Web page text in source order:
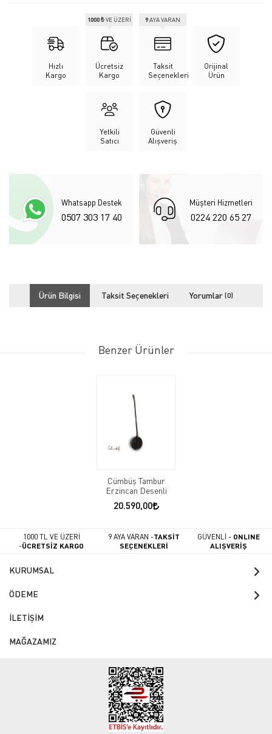
Hızlı
Kargo
Ücretsiz
Kargo
1000 ₺VE ÜZERİ
Taksit
Seçenekleri
9AYA VARAN
Orijinal
Ürün
Yetkili
Satıcı
Güvenli
Alışveriş
Whatsapp Destek
0507 303 17 40
Müşteri Hizmetleri
0224 220 65 27
Ürün Bilgisi Taksit Seçenekleri Yorumlar (0)
Benzer Ürünler
Cümbüş Tambur
Erzincan Desenli
20.590,00
1000 TL VE ÜZERİ
-ÜCRETSİZ KARGO
9 AYA VARAN -TAKSİT
SEÇENEKLERİ
GÜVENLİ - ONLINE
ALIŞVERİŞ
KURUMSAL
ÖDEME
İLETİŞİM
MAĞAZAMIZ